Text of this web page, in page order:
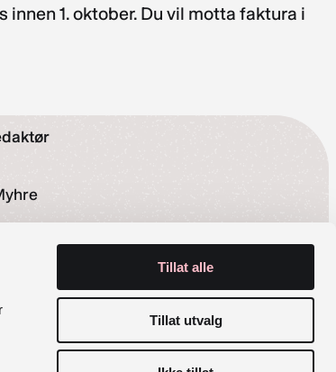
Tillat alle
Tillat utvalg
1. oktober. Du vil motta faktura i